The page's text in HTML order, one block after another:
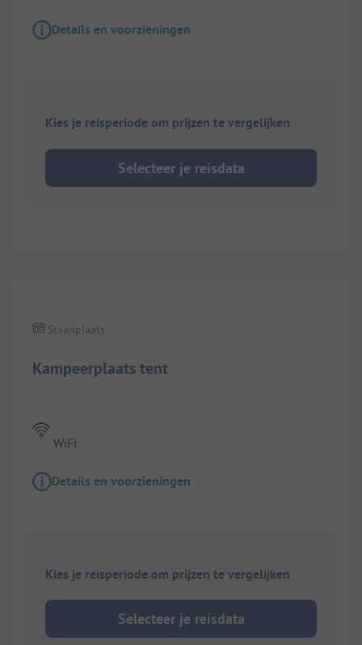
Details en voorzieningen
Kies je reisperiode om prijzen te vergelijken
Selecteer je reisdata
Kampeerplaats tent
Staanplaats
WiFi
Details en voorzieningen
Kies je reisperiode om prijzen te vergelijken
Selecteer je reisdata